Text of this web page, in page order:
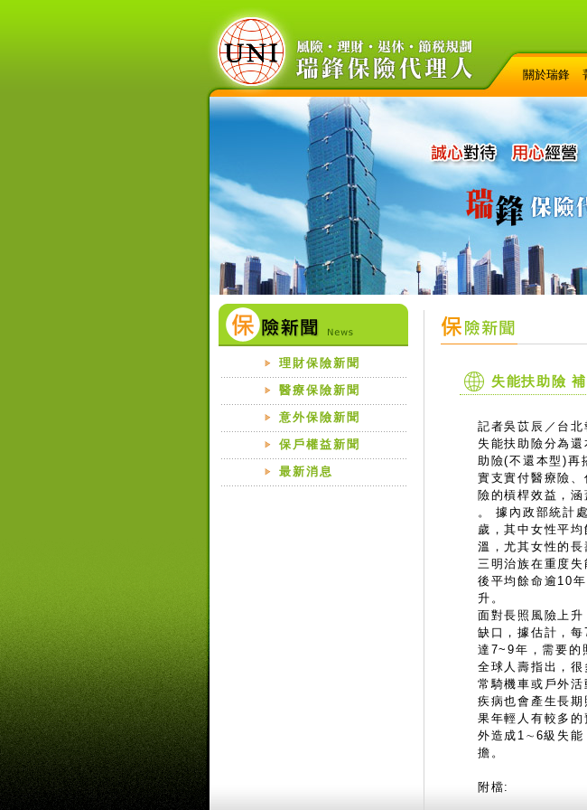
關於瑞鋒
理財保險新聞
醫療保險新聞
意外保險新聞
保戶權益新聞
最新消息
失能扶助險
記者吳苡辰／台
失能扶助險分為
助險(不還本型)再
實支實付醫療險
險的槓桿效益，
。 據內政部統計
歲，其中女性平
溫，尤其女性的
三明治族在重度
後平均餘命逾10
升。
面對長照風險上
缺口，據估計，
達7~9年，需要的
全球人壽指出，
常騎機車或戶外
疾病也會產生長
果年輕人有較多
外造成1∼6級失能
擔。
附檔: